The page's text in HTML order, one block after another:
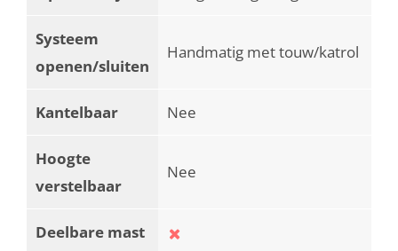
Systeem
openen/sluiten
Handmatig met touw/katrol
Kantelbaar Nee
Hoogte
verstelbaar
Nee
Deelbare mast